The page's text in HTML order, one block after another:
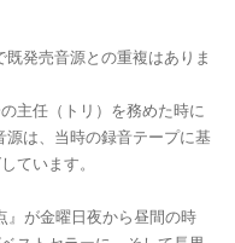
発売音源との重複はありま
主任（トリ）を務めた時に
源は、当時の録音テープに基
ています。
が金曜日夜から昼間の時